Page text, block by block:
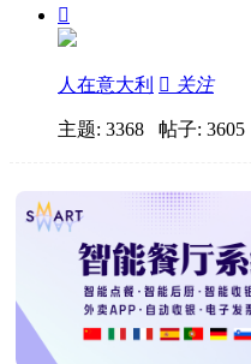

人在意大利  关注
主题: 3368 帖子: 3605